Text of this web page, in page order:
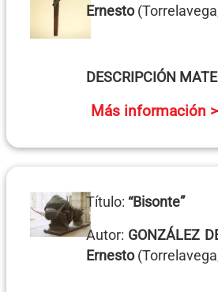
Ernesto
DESCRIPCIÓN
Más información
Título: “Bisonte”
Autor: GONZÁLEZ
Ernesto